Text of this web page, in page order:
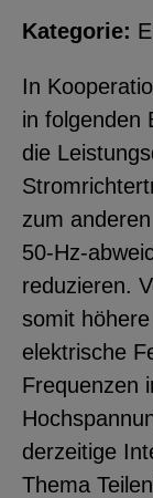
Kategorie:
In
in folgenden
die
zum
50-Hz-
reduzieren.
somit
elektrische
Frequenzen
derzeitige
Thema